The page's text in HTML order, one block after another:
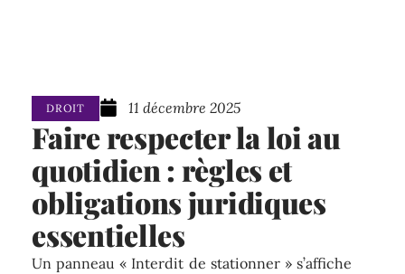
DROIT 11 décembre 2025
Faire respecter la loi au
quotidien : règles et
obligations juridiques
essentielles
Un panneau « Interdit de stationner » s’affiche